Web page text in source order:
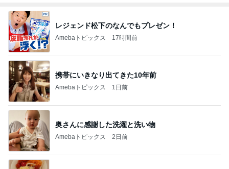
レジェンド松下のなんでもプレゼン！
Amebaトピックス 17時間前
携帯にいきなり出てきた10年前
Amebaトピックス 1日前
奥さんに感謝した洗濯と洗い物
Amebaトピックス 2日前